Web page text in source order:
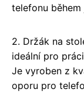
telefonu během
2. Držák na
ideální pro
Je vyroben z
oporu pro